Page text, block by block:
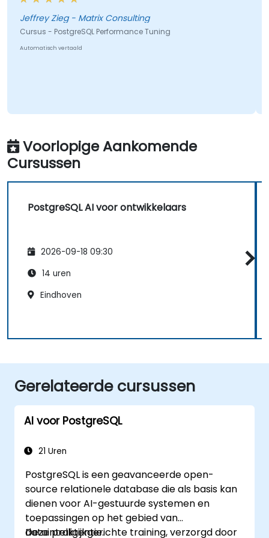
Jeffrey Zieg - Matrix Consulting
Cursus - PostgreSQL Performance Tuning
Automatisch vertaald
Voorlopige Aankomende
Cursussen
PostgreSQL AI voor ontwikkelaars
2026-09-18 09:30
14 uren
Eindhoven
Gerelateerde cursussen
AI voor PostgreSQL
21 Uren
PostgreSQL is een geavanceerde open-
source relationele database die als basis kan
dienen voor AI-gestuurde systemen en
toepassingen op het gebied van
dataintelligentie.
Deze praktijkgerichte training, verzorgd door